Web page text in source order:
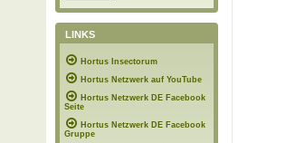
LINKS
Hortus Insectorum
Hortus Netzwerk auf YouTube
Hortus Netzwerk DE Facebook
Seite
Hortus Netzwerk DE Facebook
Gruppe